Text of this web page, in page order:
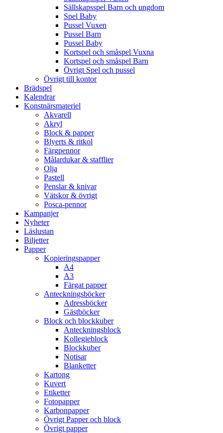
Sällskapsspel Barn och ungdom
Spel Baby
Pussel Vuxen
Pussel Barn
Pussel Baby
Kortspel och småspel Vuxna
Kortspel och småspel Barn
Övrigt Spel och pussel
Övrigt till kontor
Brädspel
Kalendrar
Konstnärsmateriel
Akvarell
Akryl
Block & papper
Blyerts & ritkol
Färgpennor
Målardukar & stafflier
Olja
Pastell
Penslar & knivar
Vätskor & övrigt
Posca-pennor
Kampanjer
Nyheter
Läslustan
Biljetter
Papper
Kopieringspapper
A4
A3
Färgat papper
Anteckningsböcker
Adressböcker
Gästböcker
Block och blockkuber
Anteckningsblock
Kollegieblock
Blockkuber
Notisar
Blanketter
Kartong
Kuvert
Etiketter
Fotopapper
Karbonpapper
Övrigt Papper och block
Övrigt papper